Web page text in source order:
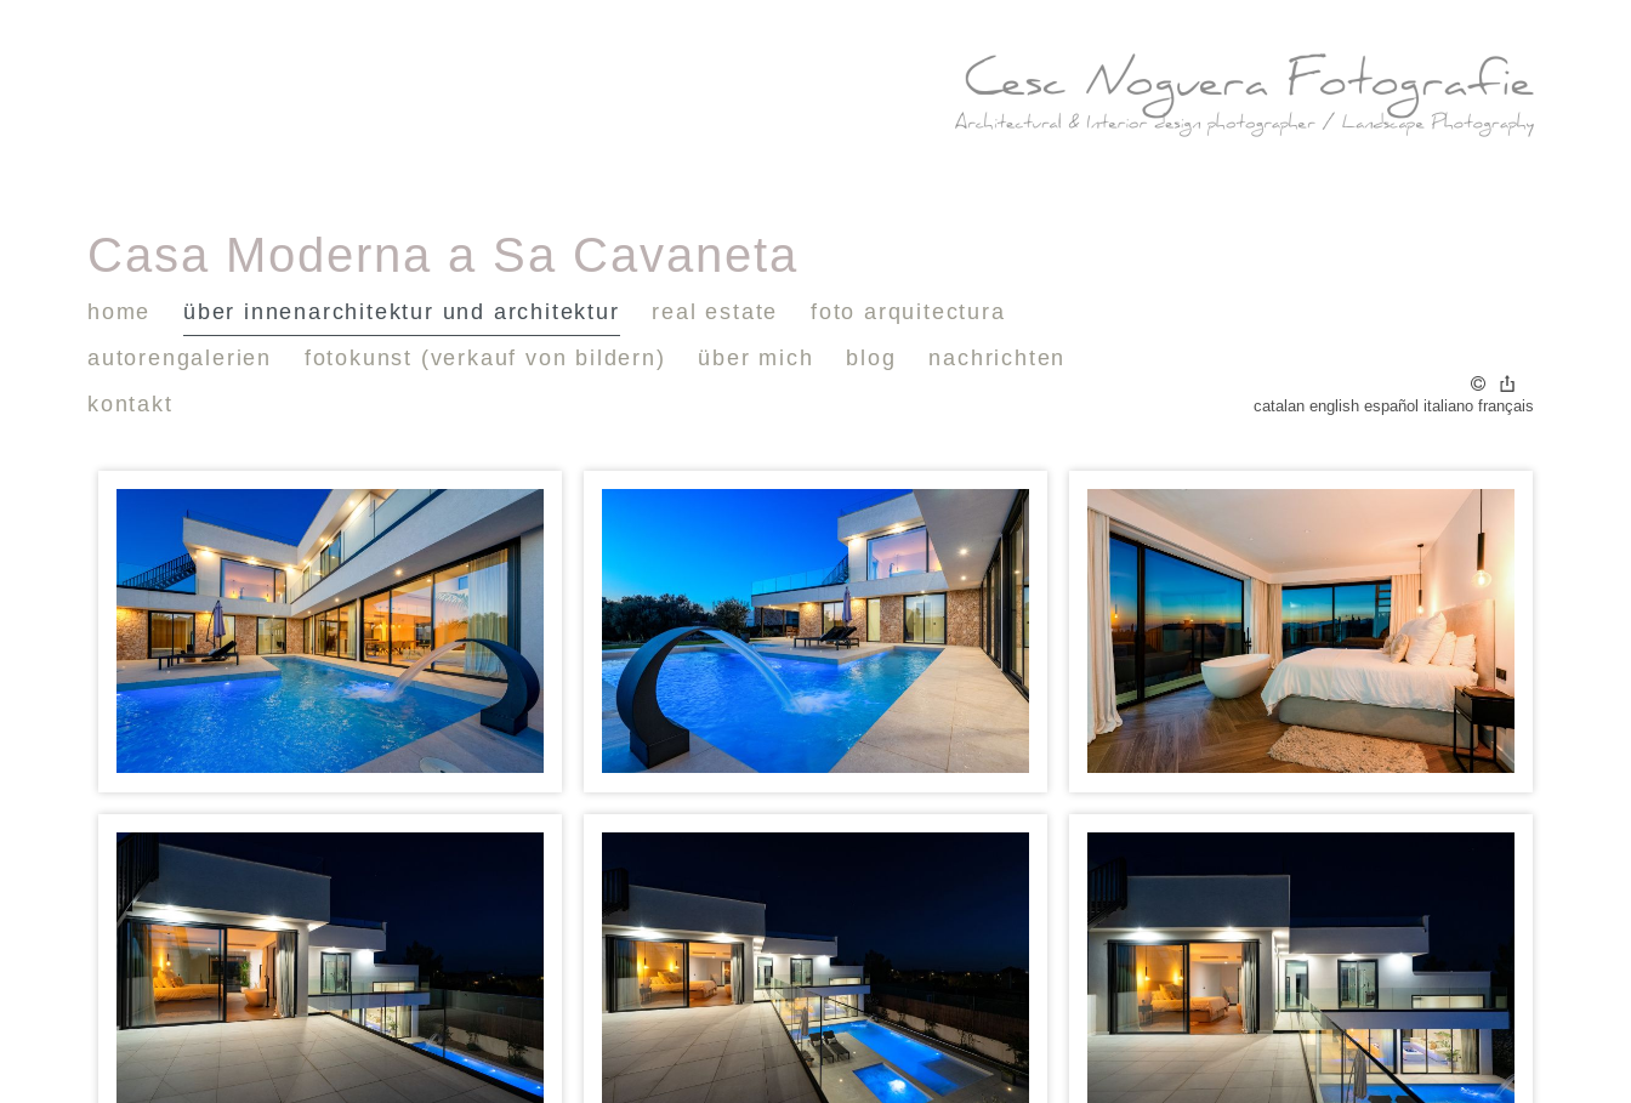
Casa Moderna a Sa Cavaneta
home über innenarchitektur und architektur real estate
foto arquitectura
autorengalerien
fotokunst (verkauf von bildern) über mich blog
nachrichten
kontakt
catalan english español italiano français